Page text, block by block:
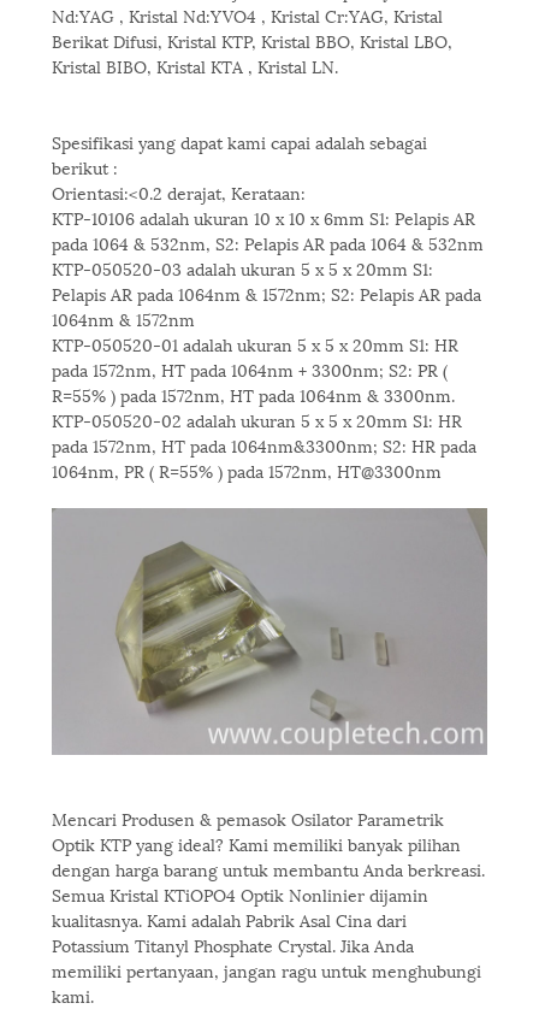
Nd:YAG , Kristal Nd:YVO4 , Kristal Cr:YAG, Kristal
Berikat Difusi, Kristal KTP, Kristal BBO, Kristal LBO,
Kristal BIBO, Kristal KTA , Kristal LN.
Spesifikasi yang dapat kami capai adalah sebagai
berikut :
Orientasi:<0.2 derajat, Kerataan:
KTP-10106 adalah ukuran 10 x 10 x 6mm S1: Pelapis AR
pada 1064 & 532nm, S2: Pelapis AR pada 1064 & 532nm
KTP-050520-03 adalah ukuran 5 x 5 x 20mm S1:
Pelapis AR pada 1064nm & 1572nm; S2: Pelapis AR pada
1064nm & 1572nm
KTP-050520-01 adalah ukuran 5 x 5 x 20mm S1: HR
pada 1572nm, HT pada 1064nm + 3300nm; S2: PR (
R=55% ) pada 1572nm, HT pada 1064nm & 3300nm.
KTP-050520-02 adalah ukuran 5 x 5 x 20mm S1: HR
pada 1572nm, HT pada 1064nm&3300nm; S2: HR pada
1064nm, PR ( R=55% ) pada 1572nm, HT@3300nm
Mencari Produsen & pemasok Osilator Parametrik
Optik KTP yang ideal? Kami memiliki banyak pilihan
dengan harga barang untuk membantu Anda berkreasi.
Semua Kristal KTiOPO4 Optik Nonlinier dijamin
kualitasnya. Kami adalah Pabrik Asal Cina dari
Potassium Titanyl Phosphate Crystal. Jika Anda
memiliki pertanyaan, jangan ragu untuk menghubungi
kami.